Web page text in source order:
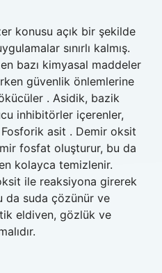
konusu açık bir şekilde
sınırlı kalmış.
bazı kimyasal maddeler
güvenlik önlemlerine
. Asidik, bazik
inhibitörler içerenler,
Fosforik asit . Demir oksit
fosfat oluşturur, bu da
kolayca temizlenir.
ile reaksiyona girerek
da suda çözünür ve
eldiven, gözlük ve